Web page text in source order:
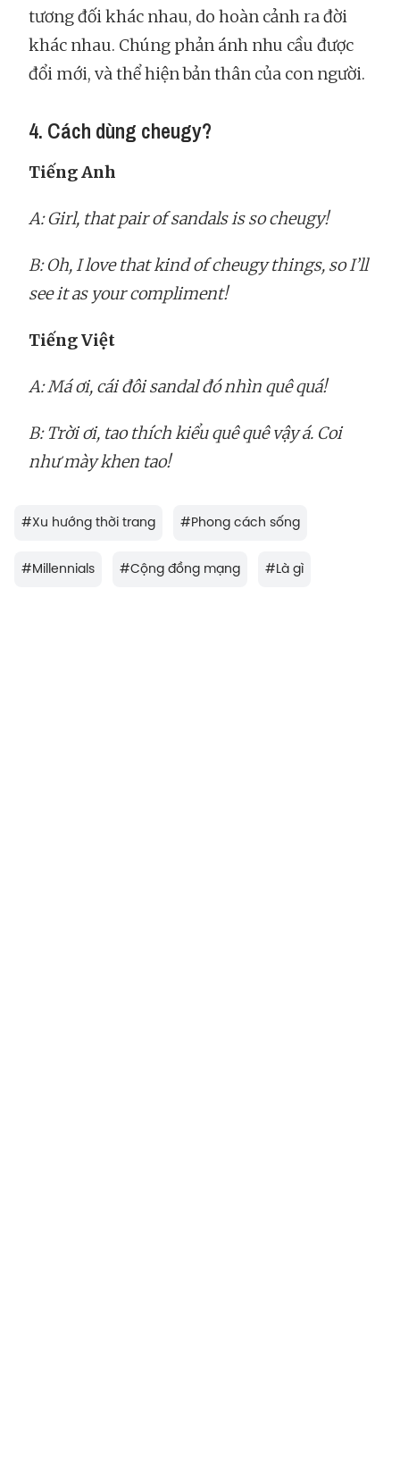
tương đối khác nhau, do hoàn cảnh ra đời
khác nhau. Chúng phản ánh nhu cầu được
đổi mới, và thể hiện bản thân của con người.
4. Cách dùng cheugy?
Tiếng Anh
A: Girl, that pair of sandals is so cheugy!
B: Oh, I love that kind of cheugy things, so I’ll
see it as your compliment!
Tiếng Việt
A: Má ơi, cái đôi sandal đó nhìn quê quá!
B: Trời ơi, tao thích kiểu quê quê vậy á. Coi
như mày khen tao!
#Xu hướng thời trang #Phong cách sống
#Millennials #Cộng đồng mạng #Là gì